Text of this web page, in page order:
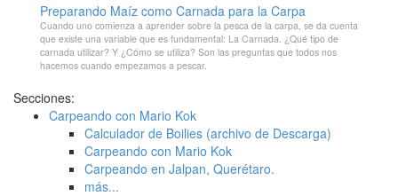
Preparando Maíz como Carnada para la Carpa
Cuando uno comienza a aprender sobre la pesca de la carpa, se da cuenta
que existe una variable que es fundamental: La Carnada. ¿Qué tipo de
carnada utilizar? Y ¿Cómo se utiliza? Son las preguntas que todos nos
hacemos cuando empezamos a pescar.
Secciones:
Carpeando con Mario Kok
Calculador de Boilies (archivo de Descarga)
Carpeando con Mario Kok
Carpeando en Jalpan, Querétaro.
más...